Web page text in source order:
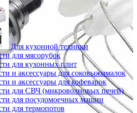
Для кухонной техники
для мясорубок
для кухонных плит
и аксессуары для соковыжималок
и аксессуары для кофеварок
для СВЧ (микроволновых печей)
для посудомоечных машин
для термопотов